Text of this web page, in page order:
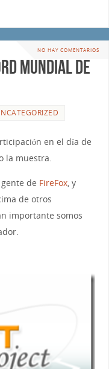
NO HAY COMENTARIOS
Mundial de
en el día de
la muestra.
de FireFox, y
de otros
importante somos